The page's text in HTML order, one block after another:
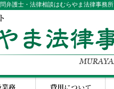
弁護士・法律相談はむらやま法律事務所